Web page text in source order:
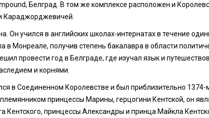
Белград. В том же комплексе расположен и
Караджорджевичей.
Он учился в английских школах-интернатах в течение
Монреале, получив степень бакалавра в области
провести год в Белграде, где изучал язык и
и корнями.
в Соединенном Королевстве и был приблизительно 1374-
принцессы Марины, герцогини Кентской, он
принцессы Александры и принца Майкла